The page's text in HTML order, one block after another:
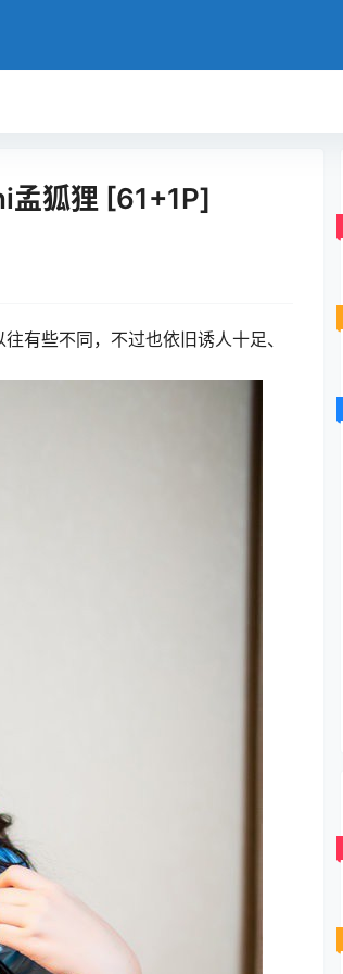
孟狐狸 [61+1P]
有些不同，不过也依旧诱人十足、